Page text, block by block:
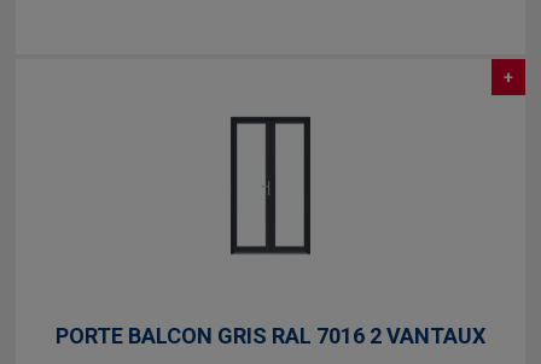
+
PORTE BALCON GRIS RAL 7016 2 VANTAUX